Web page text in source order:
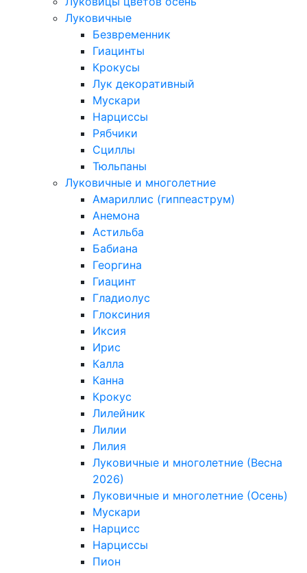
Луковичные
Безвременник
Гиацинты
Крокусы
Лук декоративный
Мускари
Нарциссы
Рябчики
Сциллы
Тюльпаны
Луковичные и многолетние
Амариллис (гиппеаструм)
Анемона
Астильба
Бабиана
Георгина
Гиацинт
Гладиолус
Глоксиния
Иксия
Ирис
Калла
Канна
Крокус
Лилейник
Лилии
Лилия
Луковичные и многолетние (Весна
2026)
Луковичные и многолетние (Осень)
Мускари
Нарцисс
Нарциссы
Пион